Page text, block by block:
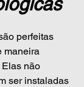
perfeitas
maneira
não
ser instaladas